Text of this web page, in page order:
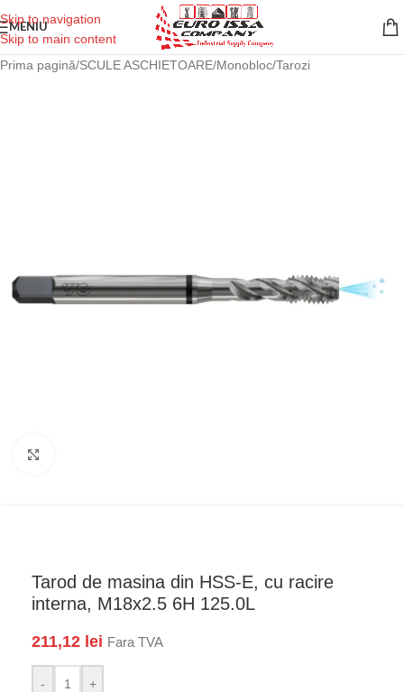
Skip to navigation
Skip to main content
MENIU
Prima pagină/SCULE ASCHIETOARE/Monobloc/Tarozi
Tarod de masina din HSS-E, cu racire
interna, M18x2.5 6H 125.0L
211,12 lei Fara TVA
- +